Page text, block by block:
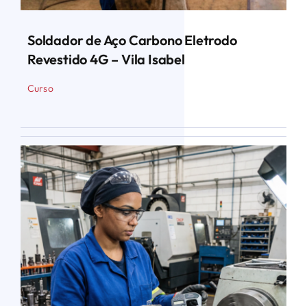
Soldador de Aço Carbono Eletrodo
Revestido 4G – Vila Isabel
Curso